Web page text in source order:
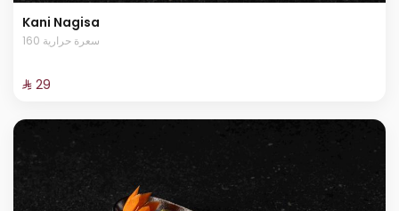
Kani Nagisa
160 سعرة حرارية
⁨⁦‪‬ 29⁩